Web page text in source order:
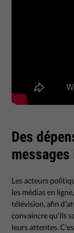
Des
Les acteurs
les médias en
télévision, afin
convaincre qu'ils
leurs attentes.